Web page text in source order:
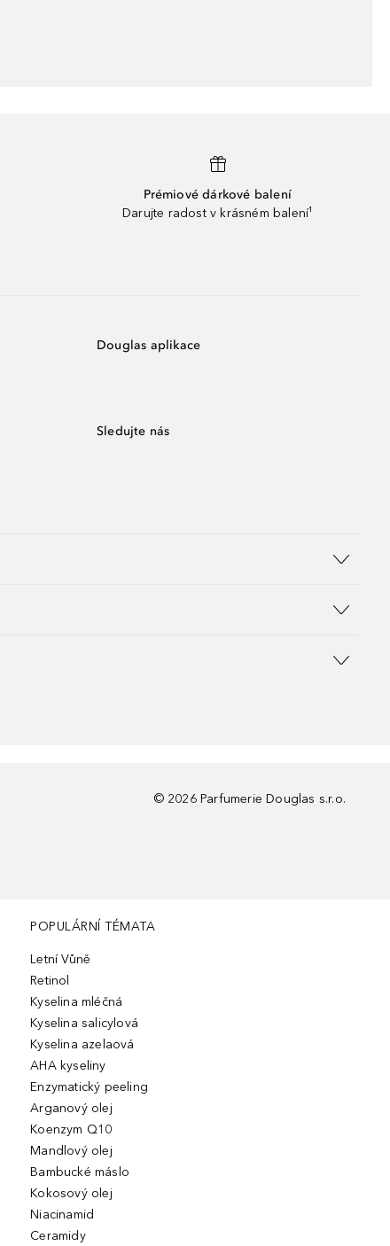
Prémiové dárkové balení
Darujte radost v krásném balení¹
Douglas aplikace
Sledujte nás
© 2026 Parfumerie Douglas s.r.o.
POPULÁRNÍ TÉMATA
Letní Vůně
Retinol
Kyselina mléčná
Kyselina salicylová
Kyselina azelaová
AHA kyseliny
Enzymatický peeling
Arganový olej
Koenzym Q10
Mandlový olej
Bambucké máslo
Kokosový olej
Niacinamid
Ceramidy